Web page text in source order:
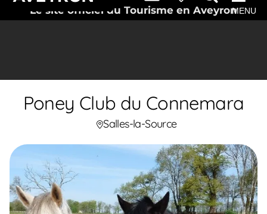
Le site officiel du Tourisme en AveyronMENU
Poney Club du Connemara
Salles-la-Source